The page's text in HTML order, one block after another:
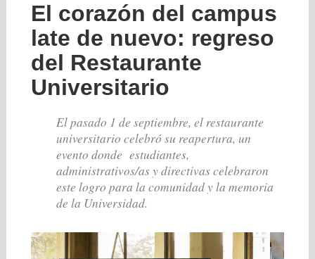
El corazón del campus
late de nuevo: regreso
del Restaurante
Universitario
El pasado 1 de septiembre, el restaurante
universitario celebró su reapertura, un
evento donde estudiantes,
administrativos/as y directivas celebraron
este logro para la comunidad y la memoria
de la Universidad.